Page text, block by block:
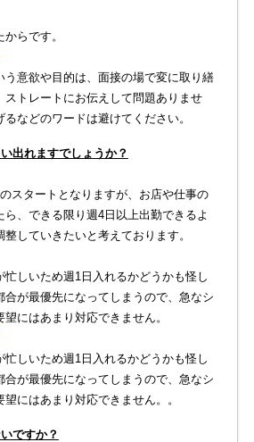
らです。
う意欲や目的は、面接の場で変に取り繕
ストレートにお伝えして問題ありませ
などのワードは避けてください。
出れますでしょうか？
スタートとなりますが、お店や仕事の
、できる限り週4日以上出勤できるよ
していきたいと考えております。
しいため週1日入れるかどうかも怪し
合が最優先になってしまうので、急なシ
にはあまり対応できません。
しいため週1日入れるかどうかも怪し
合が最優先になってしまうので、急なシ
にはあまり対応できません。。
ですか？